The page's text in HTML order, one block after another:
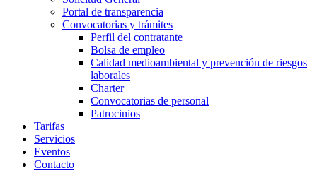
Portal de transparencia
Convocatorias y trámites
Perfil del contratante
Bolsa de empleo
Calidad medioambiental y prevención de riesgos
laborales
Charter
Convocatorias de personal
Patrocinios
Tarifas
Servicios
Eventos
Contacto